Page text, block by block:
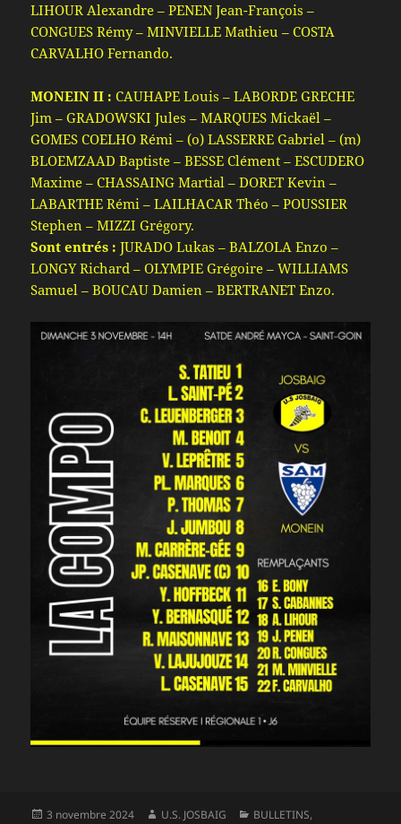
LIHOUR Alexandre – PENEN Jean-François –
CONGUES Rémy – MINVIELLE Mathieu – COSTA
CARVALHO Fernando.
MONEIN II :CAUHAPE Louis – LABORDE GRECHE
Jim – GRADOWSKI Jules – MARQUES Mickaël –
GOMES COELHO Rémi – (o) LASSERRE Gabriel – (m)
BLOEMZAAD Baptiste – BESSE Clément – ESCUDERO
Maxime – CHASSAING Martial – DORET Kevin –
LABARTHE Rémi – LAILHACAR Théo – POUSSIER
Stephen – MIZZI Grégory.
Sont entrés :JURADO Lukas – BALZOLA Enzo –
LONGY Richard – OLYMPIE Grégoire – WILLIAMS
Samuel – BOUCAU Damien – BERTRANET Enzo.
Publié
3 novembre 2024 Auteur
U.S. JOSBAIG Catégories
BULLETINS,